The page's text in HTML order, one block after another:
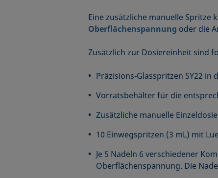
Eine zusätzliche manuelle
Oberflächenspannung oder die
Zusätzlich zur Dosiereinheit sind
Präzisions-Glasspritzen SY22
Vorratsbehälter für die
Zusätzliche manuelle
10 Einwegspritzen (3 mL) mit
Je 5 Nadeln 6 verschiedener
Oberflächenspannung. Die